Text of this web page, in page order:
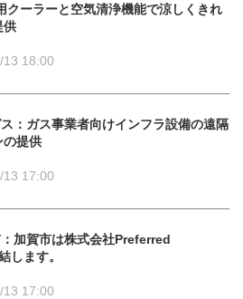
クーラーと空気清浄機能で涼しくきれ
供
13 18:00
：ガス事業者向けインフラ設備の遠隔
の提供
13 17:00
加賀市は株式会社Preferred
します。
13 17:00